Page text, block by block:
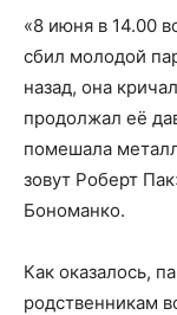
«8 июня в 14.00
сбил молодой
назад, она
продолжал её
помешала
зовут Роберт
Бономанко.
Как оказалось,
родственникам